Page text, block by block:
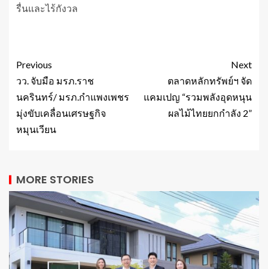
รื่นและไร้กังวล
Previous
วว. จับมือ มรภ.ราช
นครินทร์/ มรภ.กำแพงเพชร
มุ่งขับเคลื่อนเศรษฐกิจ
หมุนเวียน
Next
ตลาดหลักทรัพย์ฯ จัด
แคมเปญ “รวมพลังอุดหนุน
ผลไม้ไทยยกกำลัง 2”
MORE STORIES